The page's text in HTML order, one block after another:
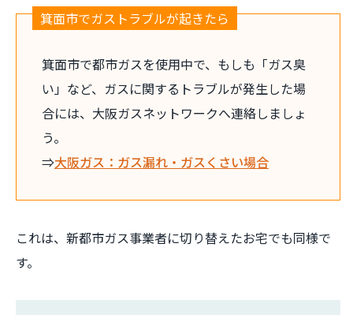
箕面市でガストラブルが起きたら
箕面市で都市ガスを使用中で、もしも「ガス臭
い」など、ガスに関するトラブルが発生した場
合には、大阪ガスネットワークへ連絡しましょ
う。
⇒大阪ガス：ガス漏れ・ガスくさい場合
これは、新都市ガス事業者に切り替えたお宅でも同様で
す。